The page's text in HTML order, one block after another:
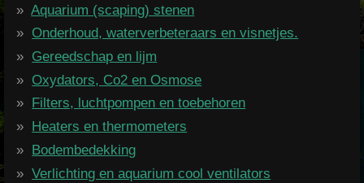
Aquarium (scaping) stenen
Onderhoud, waterverbeteraars en visnetjes.
Gereedschap en lijm
Oxydators, Co2 en Osmose
Filters, luchtpompen en toebehoren
Heaters en thermometers
Bodembedekking
Verlichting en aquarium cool ventilators